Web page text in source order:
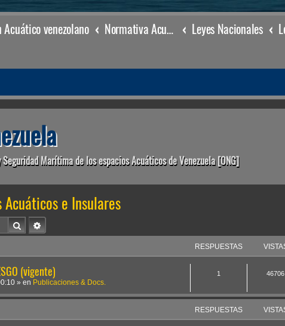
Acuático venezolano Normativa Acuática venezolana Leyes Nacionales
Marítima de los espacios Acuáticos de Venezuela [ONG]
Acuáticos e Insulares
BuscarBúsqueda avanzada
RESPUESTAS
(vigente)
» en Publicaciones & Docs.
1 46706
RESPUESTAS